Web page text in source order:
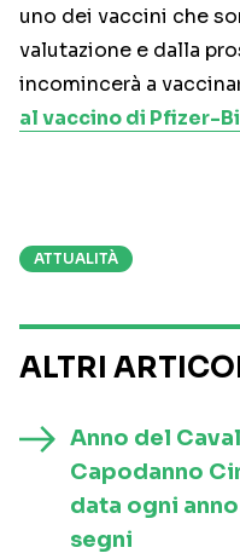
uno dei vaccini che
valutazione e dalla
incomincerà a
al vaccino di Pfizer-
ATTUALITÀ
ALTRI
Anno del
Capodanno
data ogni
segni